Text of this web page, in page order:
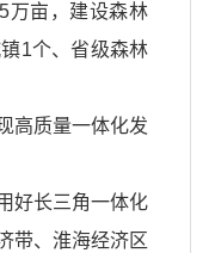
万亩，建设森林
1个、省级森林
高质量一体化发
好长三角一体化
带、淮海经济区